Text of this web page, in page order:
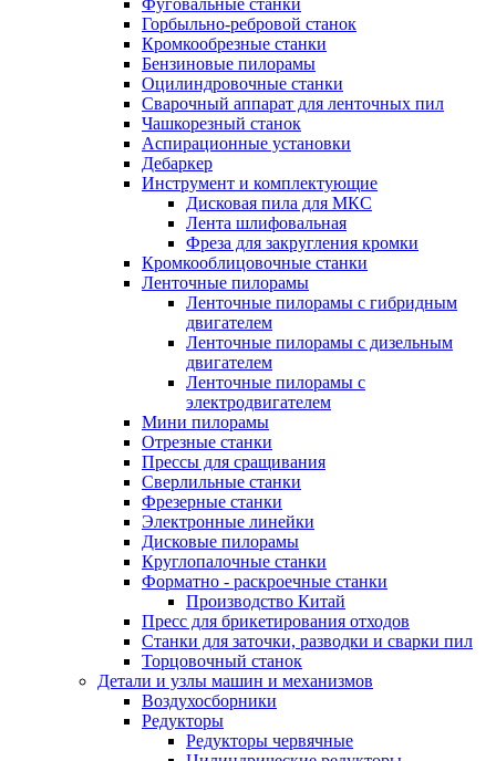
Фуговальные станки
Горбыльно-ребровой станок
Кромкообрезные станки
Бензиновые пилорамы
Оцилиндровочные станки
Сварочный аппарат для ленточных пил
Чашкорезный станок
Аспирационные установки
Дебаркер
Инструмент и комплектующие
Дисковая пила для МКС
Лента шлифовальная
Фреза для закругления кромки
Кромкооблицовочные станки
Ленточные пилорамы
Ленточные пилорамы с гибридным
двигателем
Ленточные пилорамы с дизельным
двигателем
Ленточные пилорамы с
электродвигателем
Мини пилорамы
Отрезные станки
Прессы для сращивания
Сверлильные станки
Фрезерные станки
Электронные линейки
Дисковые пилорамы
Круглопалочные станки
Форматно - раскроечные станки
Производство Китай
Пресс для брикетирования отходов
Станки для заточки, разводки и сварки пил
Торцовочный станок
Детали и узлы машин и механизмов
Воздухосборники
Редукторы
Редукторы червячные